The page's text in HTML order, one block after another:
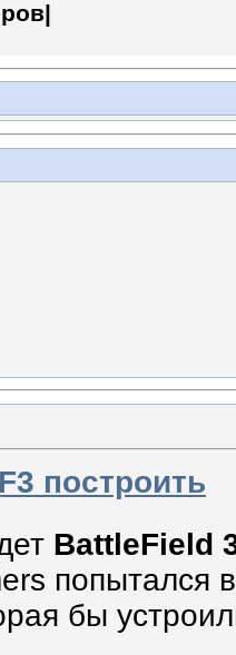
построить
BattleField
попытался
бы